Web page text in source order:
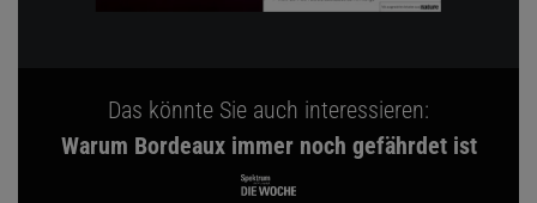
Das könnte Sie auch interessieren:
Warum Bordeaux immer noch gefährdet ist